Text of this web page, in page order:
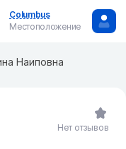
Columbus
Местоположение
Наиповна
Нет отзывов